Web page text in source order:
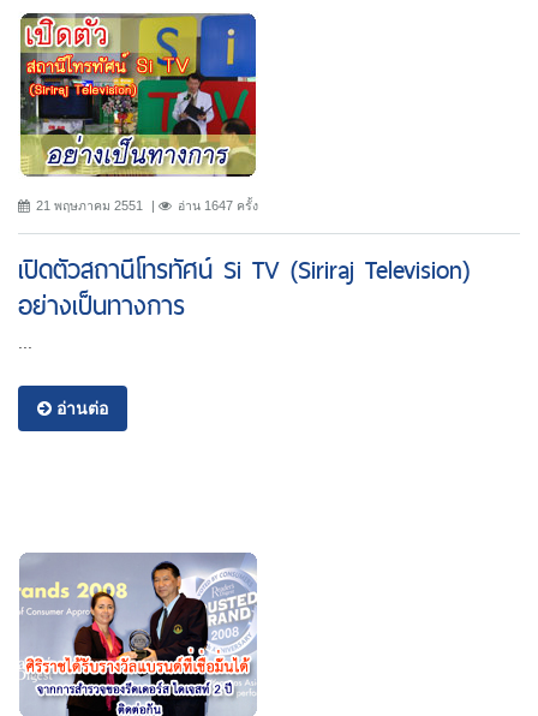
21 พฤษภาคม 2551 อ่าน 1647 ครั้ง
เปิดตัวสถานีโทรทัศน์ Si TV (Siriraj Television)
อย่างเป็นทางการ
อ่านต่อ